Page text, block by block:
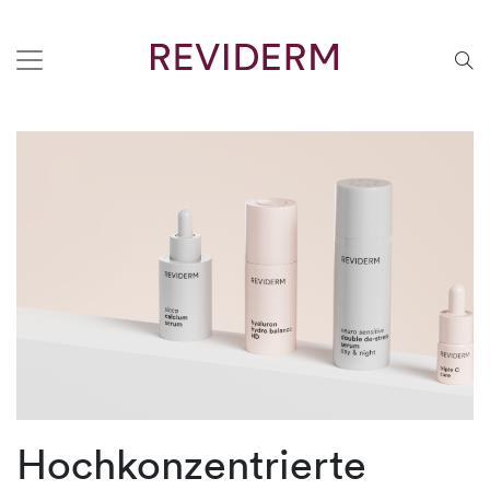
Hochkonzentrierte